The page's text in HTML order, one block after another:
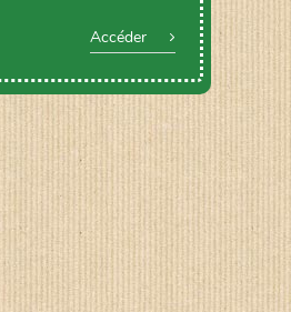
Accéder